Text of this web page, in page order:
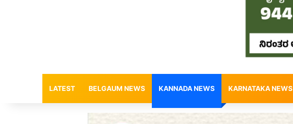
LATEST BELGAUM NEWS KANNADA NEWS KARNATAKA NEWS